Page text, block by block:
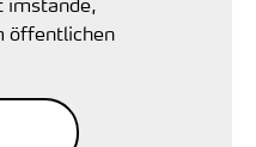
öffentlichen